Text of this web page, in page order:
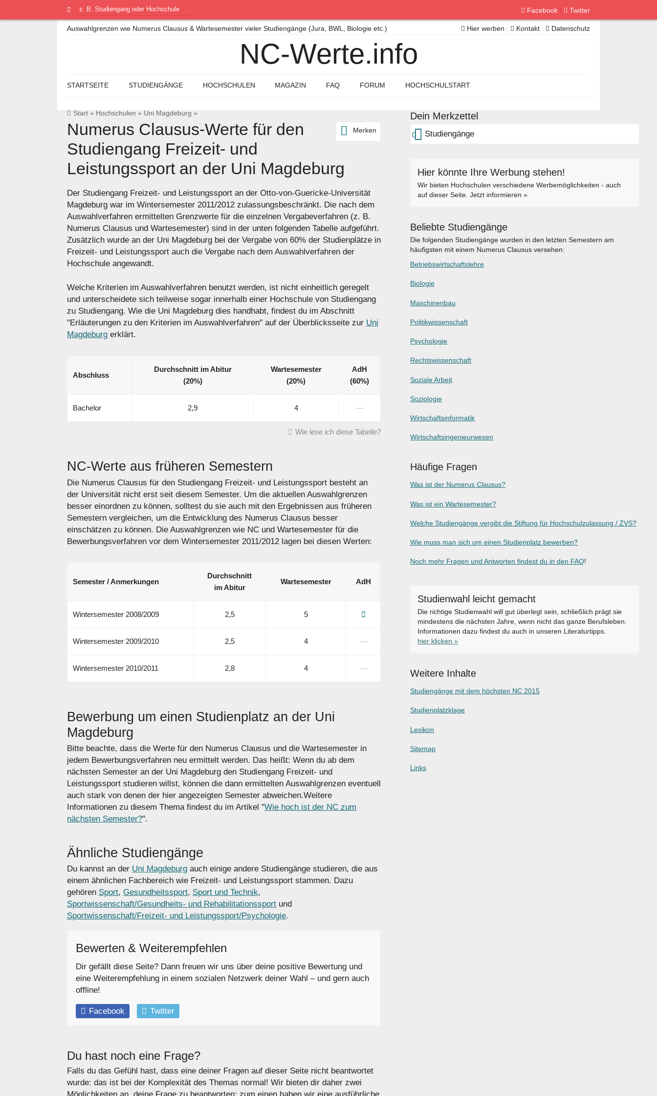
Start » Hochschulen » Uni Magdeburg »
Merken
Numerus Clausus-Werte für den
Studiengang Freizeit- und
Leistungssport an der Uni Magdeburg
Der Studiengang Freizeit- und Leistungssport an der Otto-von-Guericke-Universität
Magdeburg war im Wintersemester 2011/2012 zulassungsbeschränkt. Die nach dem
Auswahlverfahren ermittelten Grenzwerte für die einzelnen Vergabeverfahren (z. B.
Numerus Clausus und Wartesemester) sind in der unten folgenden Tabelle aufgeführt.
Zusätzlich wurde an der Uni Magdeburg bei der Vergabe von 60% der Studienplätze in
Freizeit- und Leistungssport auch die Vergabe nach dem Auswahlverfahren der
Hochschule angewandt.
Welche Kriterien im Auswahlverfahren benutzt werden, ist nicht einheitlich geregelt
und unterscheidete sich teilweise sogar innerhalb einer Hochschule von Studiengang
zu Studiengang. Wie die Uni Magdeburg dies handhabt, findest du im Abschnitt
"Erläuterungen zu den Kriterien im Auswahlverfahren" auf der Überblicksseite zur Uni
Magdeburg erklärt.
Abschluss
Durchschnitt im Abitur
(20%)
Wartesemester
(20%)
AdH
(60%)
Bachelor 2,9 4 ―
Wie lese ich diese Tabelle?
NC-Werte aus früheren Semestern
Die Numerus Clausus für den Studiengang Freizeit- und Leistungssport besteht an
der Universität nicht erst seit diesem Semester. Um die aktuellen Auswahlgrenzen
besser einordnen zu können, solltest du sie auch mit den Ergebnissen aus früheren
Semestern vergleichen, um die Entwicklung des Numerus Clausus besser
einschätzen zu können. Die Auswahlgrenzen wie NC und Wartesemester für die
Bewerbungsverfahren vor dem Wintersemester 2011/2012 lagen bei diesen Werten:
Semester / Anmerkungen
Durchschnitt
im Abitur
Warte­semester AdH
Wintersemester 2008/2009 2,5 5
Wintersemester 2009/2010 2,5 4 ―
Wintersemester 2010/2011 2,8 4 ―
Bewerbung um einen Studienplatz an der Uni
Magdeburg
Bitte beachte, dass die Werte für den Numerus Clausus und die Wartesemester in
jedem Bewerbungsverfahren neu ermittelt werden. Das heißt: Wenn du ab dem
nächsten Semester an der Uni Magdeburg den Studiengang Freizeit- und
Leistungssport studieren willst, können die dann ermittelten Auswahlgrenzen eventuell
auch stark von denen der hier angezeigten Semester abweichen.Weitere
Informationen zu diesem Thema findest du im Artikel "Wie hoch ist der NC zum
nächsten Semester?".
Ähnliche Studiengänge
Du kannst an der Uni Magdeburg auch einige andere Studiengänge studieren, die aus
einem ähnlichen Fachbereich wie Freizeit- und Leistungssport stammen. Dazu
gehören Sport, Gesundheitssport, Sport und Technik,
Sportwissenschaft/Gesundheits- und Rehabilitationssport und
Sportwissenschaft/Freizeit- und Leistungssport/Psychologie.
Bewerten & Weiterempfehlen
Dir gefällt diese Seite? Dann freuen wir uns über deine positive Bewertung und
eine Weiterempfehlung in einem sozialen Netzwerk deiner Wahl – und gern auch
offline!
Facebook Twitter
Du hast noch eine Frage?
Falls du das Gefühl hast, dass eine deiner Fragen auf dieser Seite nicht beantwortet
wurde: das ist bei der Komplexität des Themas normal! Wir bieten dir daher zwei
Dein Merkzettel
0 Studiengänge
Hier könnte Ihre Werbung stehen!
Wir bieten Hochschulen verschiedene Werbemöglichkeiten - auch
auf dieser Seite. Jetzt informieren »
Beliebte Studiengänge
Die folgenden Studiengänge wurden in den letzten Semestern am
häufigsten mit einem Numerus Clausus versehen:
Betriebswirtschaftslehre
Biologie
Maschinenbau
Politikwissenschaft
Psychologie
Rechtswissenschaft
Soziale Arbeit
Soziologie
Wirtschaftsinformatik
Wirtschaftsingenieurwesen
Häufige Fragen
Was ist der Numerus Clausus?
Was ist ein Wartesemester?
Welche Studiengänge vergibt die Stiftung für Hochschulzulassung / ZVS?
Wie muss man sich um einen Studienplatz bewerben?
Noch mehr Fragen und Antworten findest du in den FAQ!
Studienwahl leicht gemacht
Die richtige Studienwahl will gut überlegt sein, schließlich prägt sie
mindestens die nächsten Jahre, wenn nicht das ganze Berufsleben.
Informationen dazu findest du auch in unseren Literaturtipps.
hier klicken »
Weitere Inhalte
Studiengänge mit dem höchsten NC 2015
Studienplatzklage
Lexikon
Sitemap
Links
Facebook Twitter
Auswahlgrenzen wie Numerus Clausus & Wartesemester vieler Studiengänge (Jura, BWL, Biologie etc.) Hier werben | Kontakt | Datenschutz
NC-Werte.info
STARTSEITE STUDIENGÄNGE HOCHSCHULEN MAGAZIN FAQ FORUM HOCHSCHULSTART